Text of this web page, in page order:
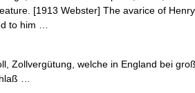
[1913 Webster] The avarice of
to him …
Zollvergütung, welche in England bei
…